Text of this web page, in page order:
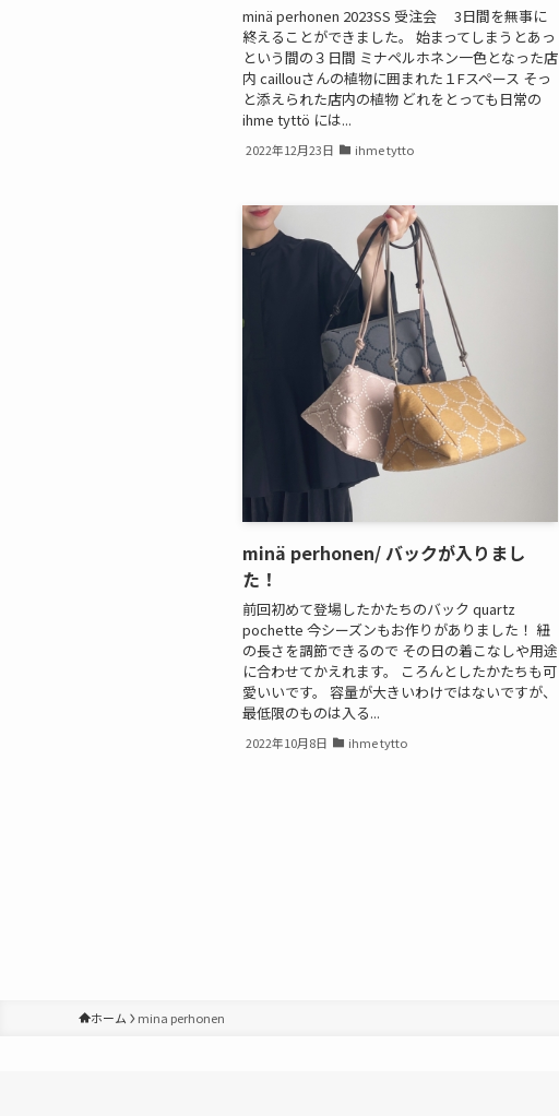
minä perhonen 2023SS 受注会 3日間を無事に
終えることができました。 始まってしまうとあっ
という間の３日間 ミナペルホネン一色となった店
内 caillouさんの植物に囲まれた１Fスペース そっ
と添えられた店内の植物 どれをとっても日常の
ihme tyttö には...
2022年12月23日 ihme tytto
minä perhonen/ バックが入りまし
た！
前回初めて登場したかたちのバック quartz
pochette 今シーズンもお作りがありました！ 紐
の長さを調節できるので その日の着こなしや用途
に合わせてかえれます。 ころんとしたかたちも可
愛いいです。 容量が大きいわけではないですが、
最低限のものは入る...
2022年10月8日 ihme tytto
ホーム mina perhonen